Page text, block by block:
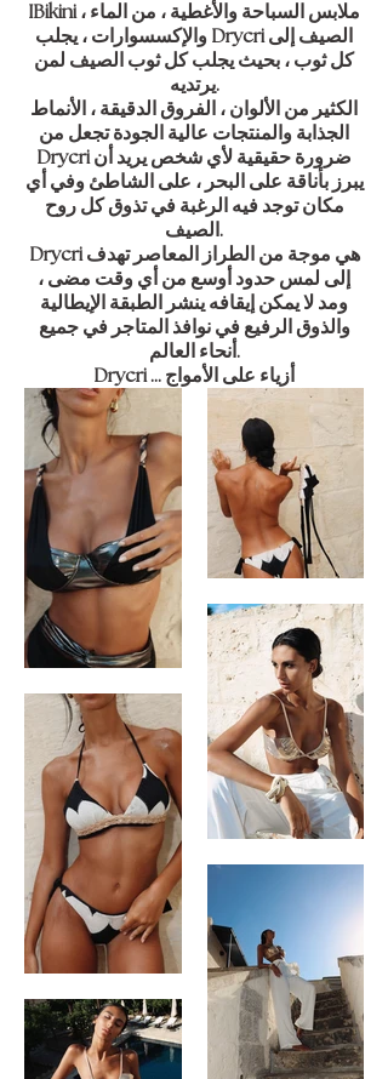
IBikini ، ملابس السباحة والأغطية ، من الماء
والإكسسوارات ، يجلب Drycri الصيف إلى
كل ثوب ، بحيث يجلب كل ثوب الصيف لمن
يرتديه.
الكثير من الألوان ، الفروق الدقيقة ، الأنماط
الجذابة والمنتجات عالية الجودة تجعل من
Drycri ضرورة حقيقية لأي شخص يريد أن
يبرز بأناقة على البحر ، على الشاطئ وفي أي
مكان توجد فيه الرغبة في تذوق كل روح
الصيف.
Drycri هي موجة من الطراز المعاصر تهدف
إلى لمس حدود أوسع من أي وقت مضى ،
ومد لا يمكن إيقافه ينشر الطبقة الإيطالية
والذوق الرفيع في نوافذ المتاجر في جميع
أنحاء العالم.
Drycri ... أزياء على الأمواج